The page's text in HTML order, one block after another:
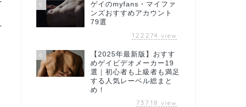
5
ゲイのmyfans・マイファ
ンズおすすめアカウント
79選
122274 view
6
【2025年最新版】おすす
めゲイビデオメーカー19
選｜初心者も上級者も満足
する人気レーベル総まと
め！
73718 view